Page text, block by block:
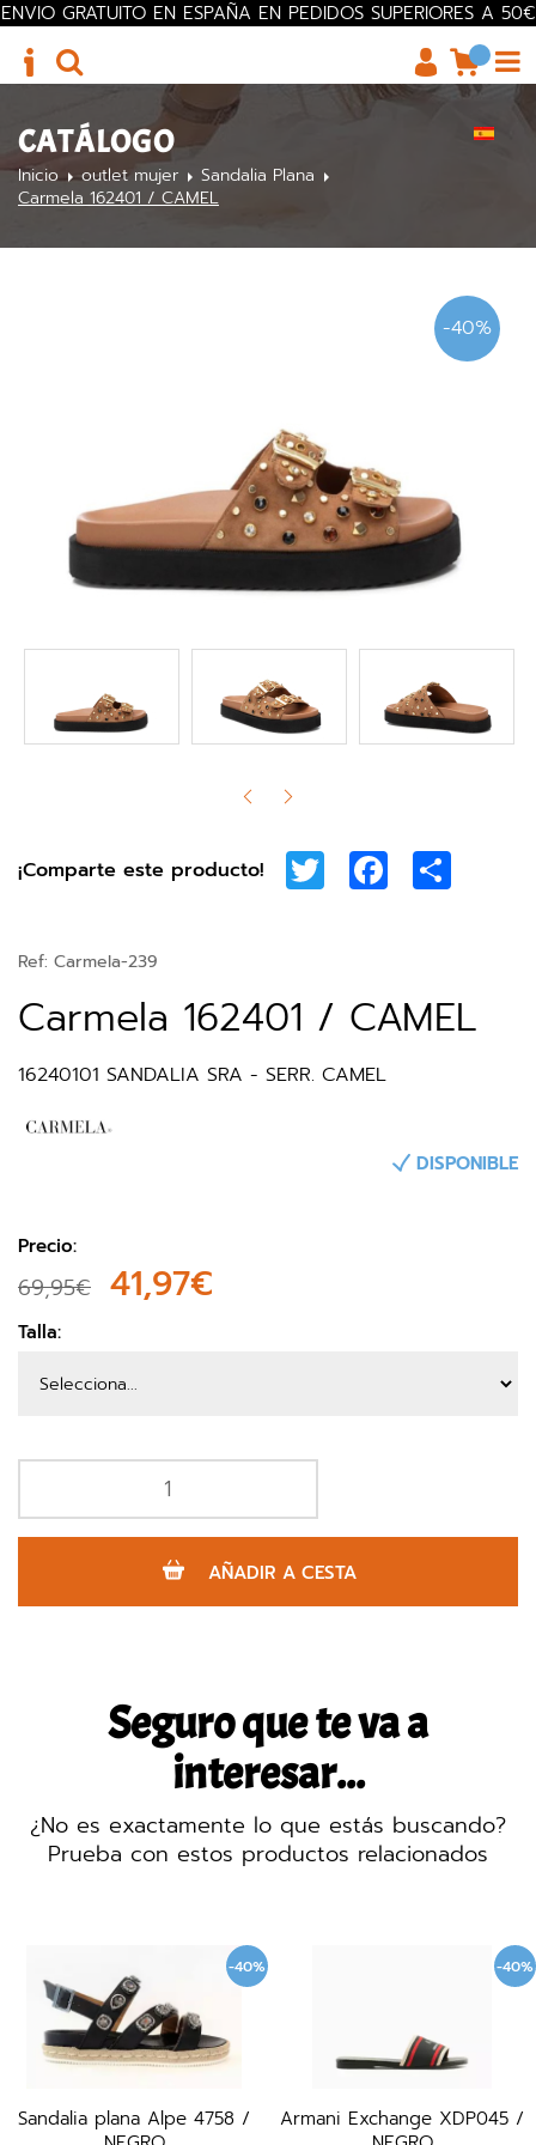
ENVIO GRATUITO EN ESPAÑA EN PEDIDOS SUPERIORES A 50€
CATÁLOGO
Inicio outlet mujer
Sandalia Plana
Carmela 162401 / CAMEL
-40%
¡Comparte este producto! Twitter Facebook
Ref: Carmela-239
Carmela 162401 / CAMEL
16240101 SANDALIA SRA - SERR. CAMEL
DISPONIBLE
Precio:
69,95€ 41,97€
Talla:
AÑADIR A CESTA
Seguro que te va a
interesar...
¿No es exactamente lo que estás buscando?
Prueba con estos productos relacionados
/
Armani Exchange XDP045 /
Alma Blue 3013 /